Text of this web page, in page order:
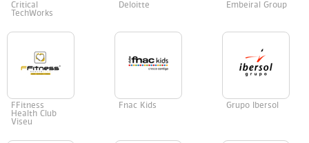
Critical
TechWorks
Deloitte Embeiral Group
FFitness
Health Club
Viseu
Fnac Kids Grupo Ibersol